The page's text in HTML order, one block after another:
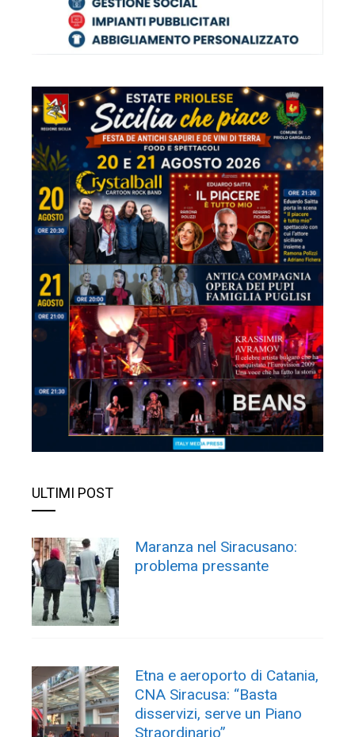
ULTIMI POST
Maranza nel Siracusano:
problema pressante
Etna e aeroporto di Catania,
CNA Siracusa: “Basta
disservizi, serve un Piano
Straordinario”